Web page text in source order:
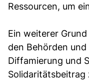
Ressourcen, um
Ein weiterer
den Behörden
Diffamierung und
Solidaritätsbeitrag